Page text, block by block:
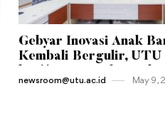
Gebyar Inovasi Anak
Kembali Bergulir, UTU
newsroom@utu.ac.id May 9 ,